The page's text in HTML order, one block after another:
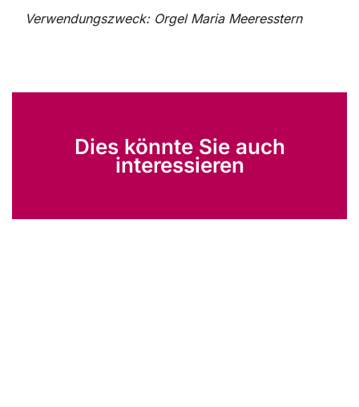
Verwendungszweck: Orgel Maria Meeresstern
Dies könnte Sie auch
interessieren